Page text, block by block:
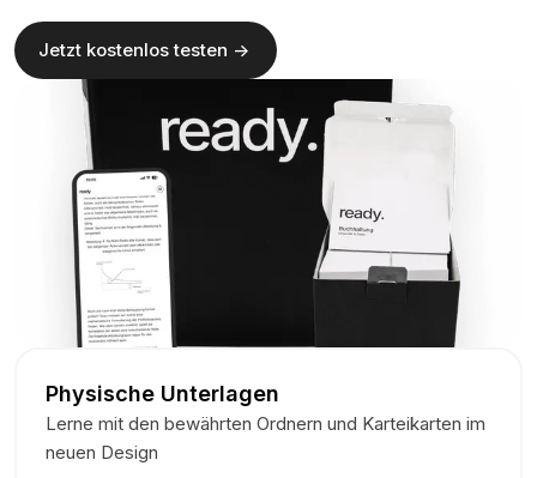
Jetzt kostenlos testen ->
Physische Unterlagen
Lerne mit den bewährten Ordnern und Karteikarten im
neuen Design